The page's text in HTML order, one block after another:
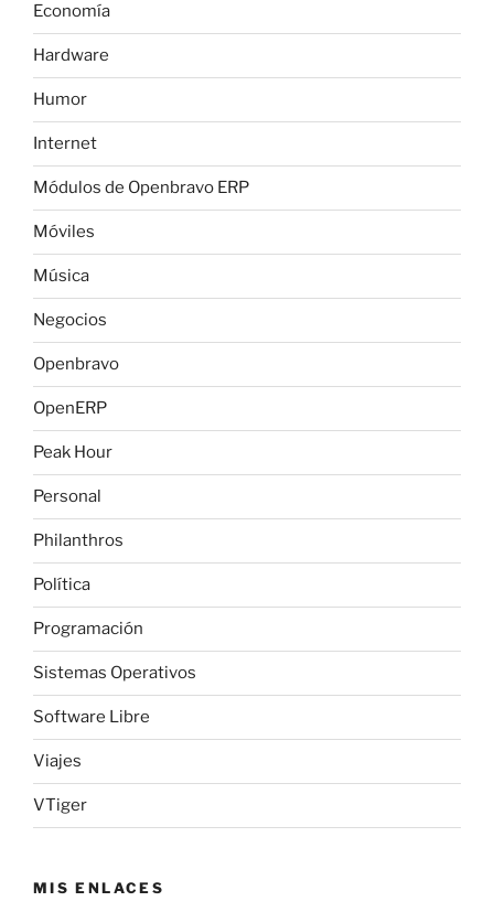
Economía
Hardware
Humor
Internet
Módulos de Openbravo ERP
Móviles
Música
Negocios
Openbravo
OpenERP
Peak Hour
Personal
Philanthros
Política
Programación
Sistemas Operativos
Software Libre
Viajes
VTiger
MIS ENLACES